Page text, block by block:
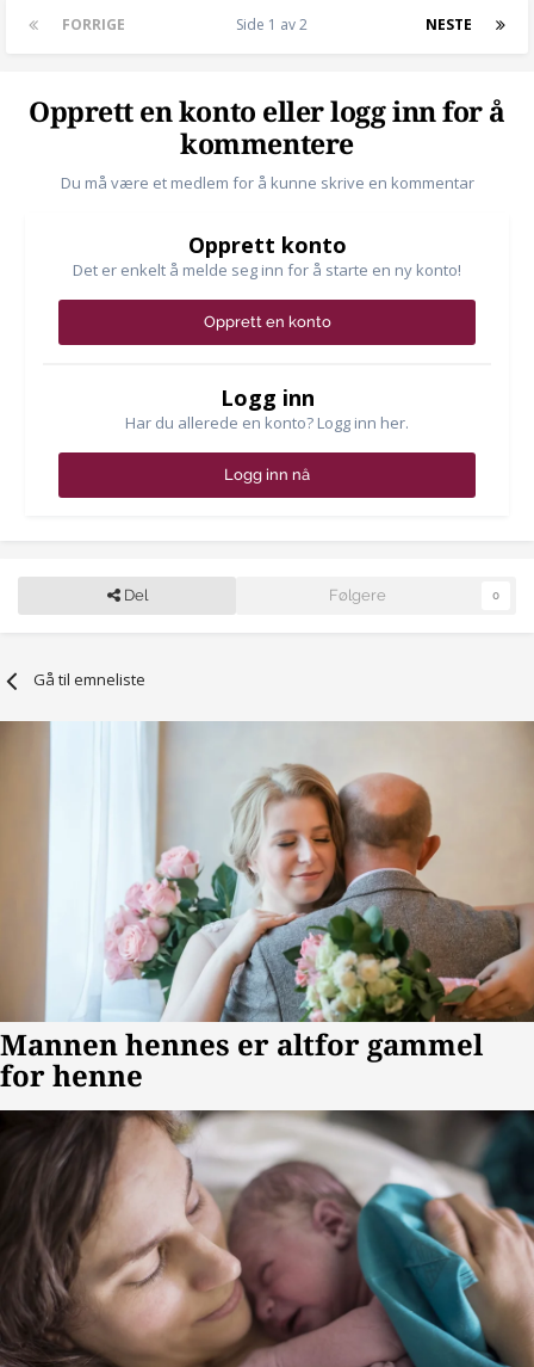
FORRIGE NESTE
Side 1 av 2
Opprett en konto eller logg inn for å
kommentere
Du må være et medlem for å kunne skrive en kommentar
Opprett konto
Det er enkelt å melde seg inn for å starte en ny konto!
Opprett en konto
Logg inn
Har du allerede en konto? Logg inn her.
Logg inn nå
Del Følgere 0
Gå til emneliste